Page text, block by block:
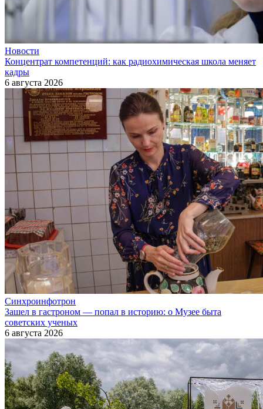
Новости
Концентрат компетенций: как радиохимическая школа меняет
кадры
6 августа 2026
Синхроинфотрон
Зашел в гастроном — попал в историю: о Музее быта
советских ученых
6 августа 2026